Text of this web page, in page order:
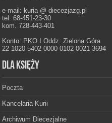
e-mail: kuria @ diecezjazg.pl
tel. 68-451-23-30
kom. 728-443-401
Konto: PKO I Oddz. Zielona Góra
22 1020 5402 0000 0102 0021 3694
Dla księży
Poczta
Kancelaria Kurii
Archiwum Diecezjalne